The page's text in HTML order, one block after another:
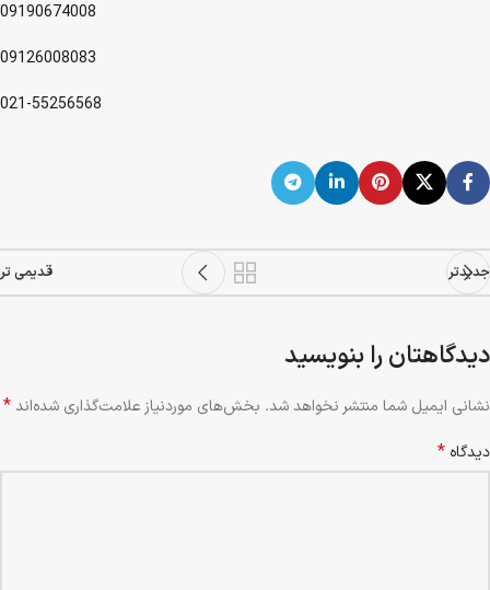
09190674008
09126008083
021-55256568
جدیدتر قدیمی تر
دیدگاهتان را بنویسید
نشانی ایمیل شما منتشر نخواهد شد. بخش‌های موردنیاز علامت‌گذاری شده‌اند*
دیدگاه *